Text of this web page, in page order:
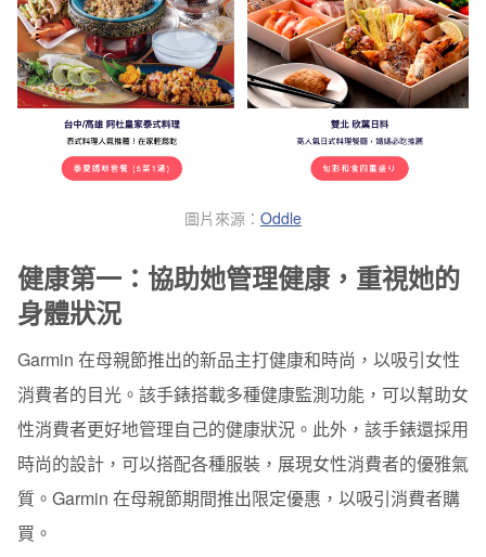
圖片來源： Oddle
健康第一：協助她管理健康，重視她的
身體狀況
Garmin 在母親節推出的新品主打健康和時尚，以吸引女性
消費者的目光。該手錶搭載多種健康監測功能，可以幫助女
性消費者更好地管理自己的健康狀況。此外，該手錶還採用
時尚的設計，可以搭配各種服裝，展現女性消費者的優雅氣
質。Garmin 在母親節期間推出限定優惠，以吸引消費者購
買。